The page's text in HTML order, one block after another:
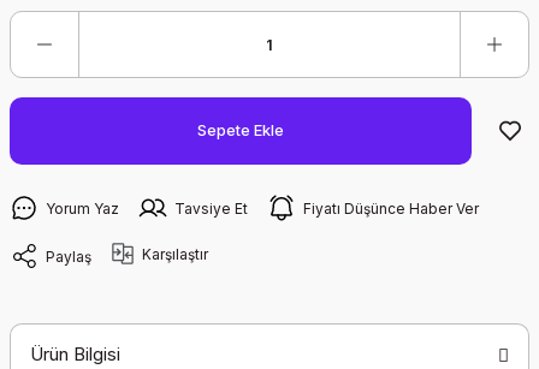
Sepete Ekle
Yorum Yaz Tavsiye Et Fiyatı Düşünce Haber Ver
Paylaş Karşılaştır
Ürün Bilgisi